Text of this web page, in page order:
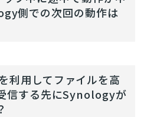
側での次回の動作は
用してファイルを高
信する先にSynologyが